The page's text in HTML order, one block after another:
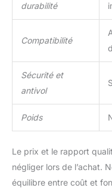
durabilité
Compatibilité
Sécurité et
antivol
Poids
Le prix et le rapport
négliger lors de l’achat.
équilibre entre coût et